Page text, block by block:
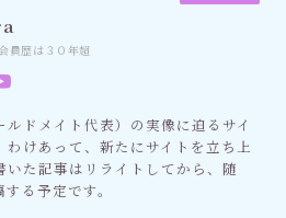
員歴は３０年超
ドメイト代表）の実像に迫るサイ
わけあって、新たにサイトを立ち上
た記事はリライトしてから、随
る予定です。